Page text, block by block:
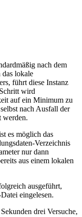
nach dem
das lokale
führt diese Instanz
wird
auf ein Minimum zu
nach Ausfall der
werden.
es möglich das
Verzeichnis
nur dann
aus einem lokalen
ausgeführt,
eingelesen.
drei Versuche,